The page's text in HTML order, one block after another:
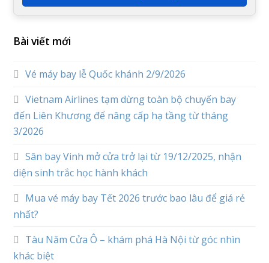
Bài viết mới
Vé máy bay lễ Quốc khánh 2/9/2026
Vietnam Airlines tạm dừng toàn bộ chuyến bay
đến Liên Khương để nâng cấp hạ tầng từ tháng
3/2026
Sân bay Vinh mở cửa trở lại từ 19/12/2025, nhận
diện sinh trắc học hành khách
Mua vé máy bay Tết 2026 trước bao lâu để giá rẻ
nhất?
Tàu Năm Cửa Ô – khám phá Hà Nội từ góc nhìn
khác biệt